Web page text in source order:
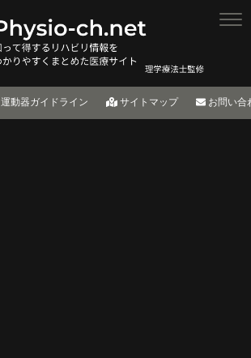
運動器ガイドライン サイトマップ お問い合